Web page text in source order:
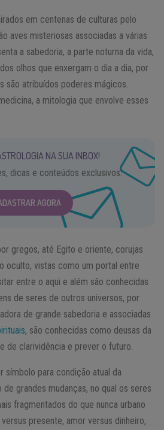
em centenas de culturas pelo
aves misteriosas associadas a várias
a sabedoria, a parte noturna da vida,
olhos que enxergam o dia a dia, por
são atribuídos poderes mágicos.
a mitologia que envolve esses
NA SUA INBOX!
dicas e conteúdos exclusivos.
AGORA
gregos, até Egito e oriente, corujas
oculto, vistas como um portal entre
entre o aqui e além são conhecidas
de seres de outros universos, por
de grande sabedoria e associadas
, são conhecidas como deusas da
de clarividência e prever o futuro.
símbolo para condição atual da
grandes mudanças, no qual os seres
fragmentados do que nunca urbano
presente, amor versus dinheiro,